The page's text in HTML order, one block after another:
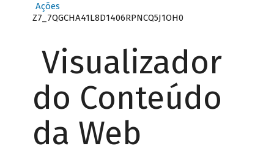
Ações
Z7_7QGCHA41L8D1406RPNCQ5J1OH0
Visualizador
do Conteúdo
da Web